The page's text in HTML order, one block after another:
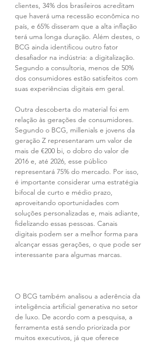
clientes, 34% dos brasileiros acreditam
que haverá uma recessão econômica no
país, e 65% disseram que a alta inflação
terá uma longa duração. Além destes, o
BCG ainda identificou outro fator
desafiador na indústria: a digitalização.
Segundo a consultoria, menos de 50%
dos consumidores estão satisfeitos com
suas experiências digitais em geral.
Outra descoberta do material foi em
relação às gerações de consumidores.
Segundo o BCG, millenials e jovens da
geração Z representaram um valor de
mais de €200 bi, o dobro do valor de
2016 e, até 2026, esse público
representará 75% do mercado. Por isso,
é importante considerar uma estratégia
bifocal de curto e médio prazo,
aproveitando oportunidades com
soluções personalizadas e, mais adiante,
fidelizando essas pessoas. Canais
digitais podem ser a melhor forma para
alcançar essas gerações, o que pode ser
interessante para algumas marcas.
O BCG também analisou a aderência da
inteligência artificial generativa no setor
de luxo. De acordo com a pesquisa, a
ferramenta está sendo priorizada por
muitos executivos, já que oferece